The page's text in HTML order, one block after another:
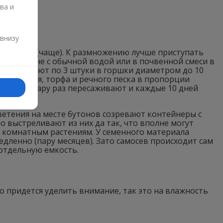
(чаще). К размножению лучше приступать
стакане с обычной водой или в почвенной смеси в
по 3 штуки в горшки диаметром до 10
торфа и речного песка в пропорции
пару раз пересаживают и каждые 10 дней
на месте бутонов созревают контейнеры с
из них да так, что вполне могут
комнатным растениям. У семенного материала
(пару месяцев). Зато самосев происходит сам
емкость.
уделить внимание, так это на влажность
и